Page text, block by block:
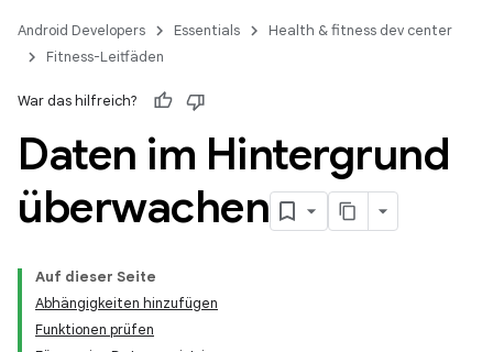
Android Developers Essentials
Health & fitness dev center
Fitness-Leitfäden
War das hilfreich?
Daten im Hintergrund
überwachen
Auf dieser Seite
Abhängigkeiten hinzufügen
Funktionen prüfen